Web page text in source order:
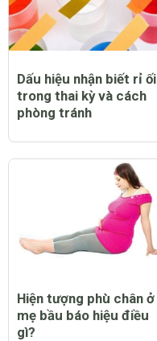
Dấu hiệu nhận biết rỉ ối
trong thai kỳ và cách
phòng tránh
Hiện tượng phù chân ở
mẹ bầu báo hiệu điều
gì?